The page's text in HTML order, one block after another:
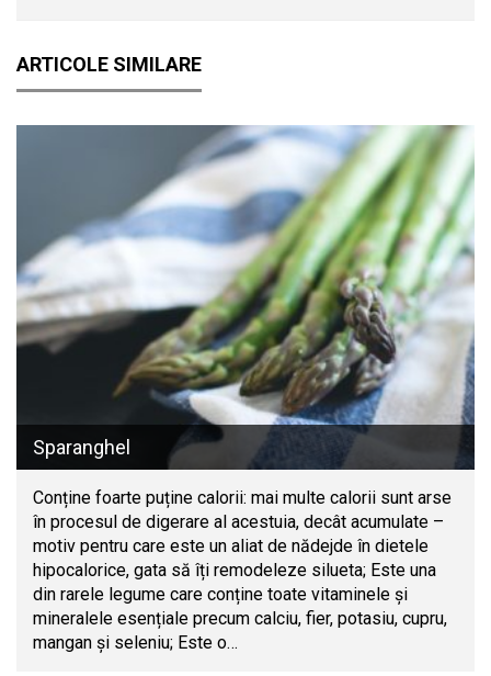
ARTICOLE SIMILARE
Sparanghel
Conține foarte puține calorii: mai multe calorii sunt arse
în procesul de digerare al acestuia, decât acumulate –
motiv pentru care este un aliat de nădejde în dietele
hipocalorice, gata să îți remodeleze silueta; Este una
din rarele legume care conține toate vitaminele și
mineralele esențiale precum calciu, fier, potasiu, cupru,
mangan și seleniu; Este o…